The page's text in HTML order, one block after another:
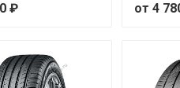
от 14 190 ₽
₽ от 4